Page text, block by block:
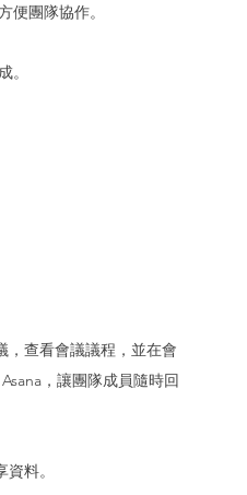
團隊協作。
。
，查看會議議程，並在會
，讓團隊成員隨時回
料。